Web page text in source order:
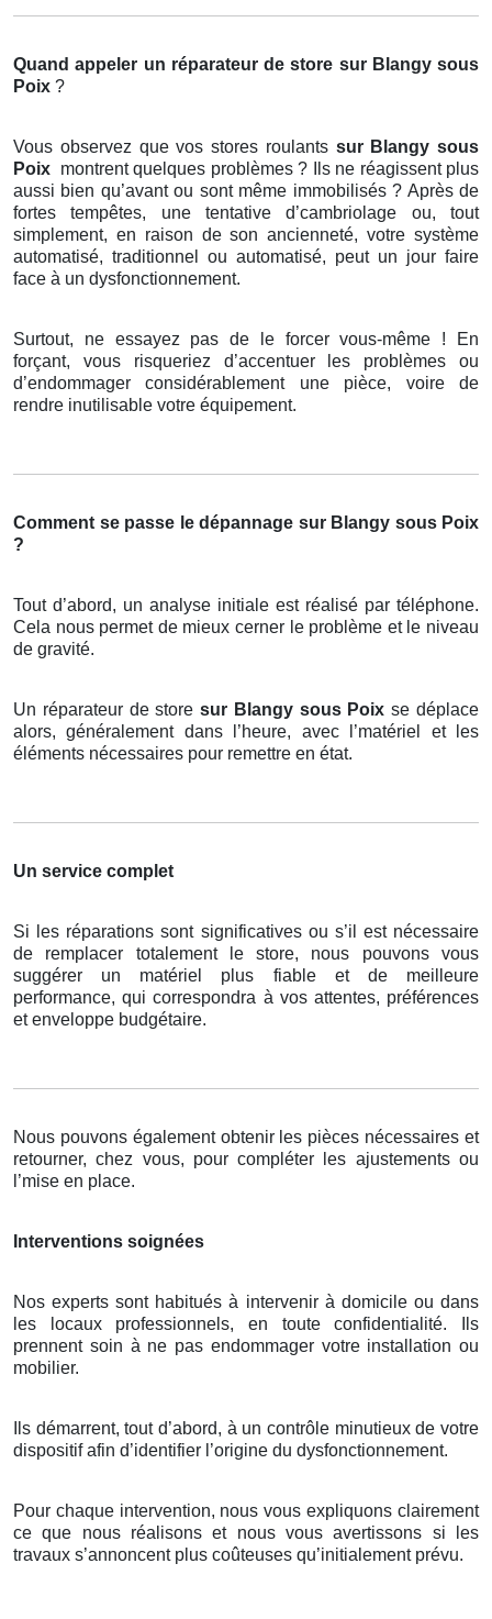
Quand appeler un réparateur de store sur Blangy sous
Poix ?
Vous observez que vos stores roulants sur Blangy sous
Poix montrent quelques problèmes ? Ils ne réagissent plus
aussi bien qu’avant ou sont même immobilisés ? Après de
fortes tempêtes, une tentative d’cambriolage ou, tout
simplement, en raison de son ancienneté, votre système
automatisé, traditionnel ou automatisé, peut un jour faire
face à un dysfonctionnement.
Surtout, ne essayez pas de le forcer vous-même ! En
forçant, vous risqueriez d’accentuer les problèmes ou
d’endommager considérablement une pièce, voire de
rendre inutilisable votre équipement.
Comment se passe le dépannage sur Blangy sous Poix
?
Tout d’abord, un analyse initiale est réalisé par téléphone.
Cela nous permet de mieux cerner le problème et le niveau
de gravité.
Un réparateur de storesur Blangy sous Poixse déplace
alors, généralement dans l’heure, avec l’matériel et les
éléments nécessaires pour remettre en état.
Un service complet
Si les réparations sont significatives ou s’il est nécessaire
de remplacer totalement le store, nous pouvons vous
suggérer un matériel plus fiable et de meilleure
performance, qui correspondra à vos attentes, préférences
et enveloppe budgétaire.
Nous pouvons également obtenir les pièces nécessaires et
retourner, chez vous, pour compléter les ajustements ou
l’mise en place.
Interventions soignées
Nos experts sont habitués à intervenir à domicile ou dans
les locaux professionnels, en toute confidentialité. Ils
prennent soin à ne pas endommager votre installation ou
mobilier.
Ils démarrent, tout d’abord, à un contrôle minutieux de votre
dispositif afin d’identifier l’origine du dysfonctionnement.
Pour chaque intervention, nous vous expliquons clairement
ce que nous réalisons et nous vous avertissons si les
travaux s’annoncent plus coûteuses qu’initialement prévu.